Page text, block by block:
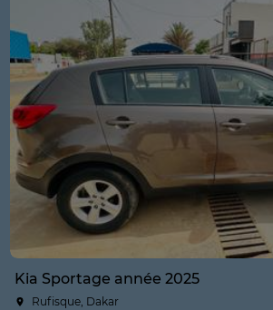
Kia Sportage année 2025
Rufisque, Dakar